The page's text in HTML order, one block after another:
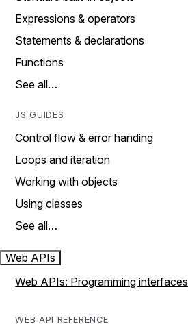
Expressions & operators
Statements & declarations
Functions
See all…
JS GUIDES
Control flow & error handing
Loops and iteration
Working with objects
Using classes
See all…
Web APIs
Web APIs: Programming interfaces
WEB API REFERENCE